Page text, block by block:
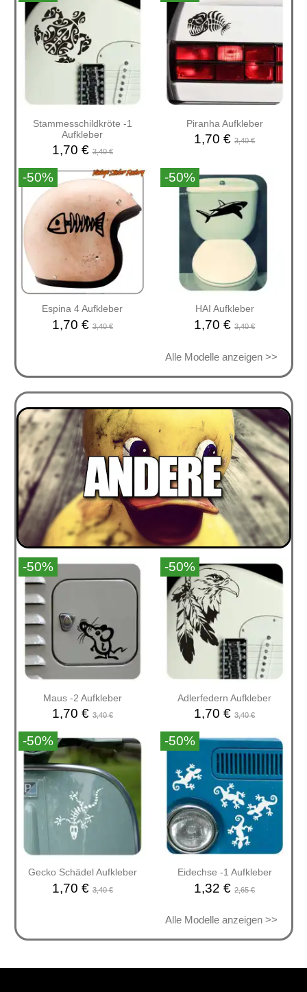
Stammesschildkröte -1
Aufkleber
1,70 €3,40 €
Piranha Aufkleber
1,70 €3,40 €
-50%
Espina 4 Aufkleber
1,70 €3,40 €
-50%
HAI Aufkleber
1,70 €3,40 €
Alle Modelle anzeigen >>
-50%
Maus -2 Aufkleber
1,70 €3,40 €
-50%
Adlerfedern Aufkleber
1,70 €3,40 €
-50%
Gecko Schädel Aufkleber
1,70 €3,40 €
-50%
Eidechse -1 Aufkleber
1,32 €2,65 €
Alle Modelle anzeigen >>